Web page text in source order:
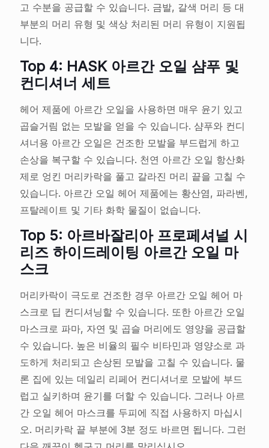
고 수분을 공급할 수 있습니다. 금발, 갈색 머리 등 대
부분의 머리 유형 및 색상 처리된 머리 유형이 지원됩
니다.
Top 4: HASK 아르간 오일 샴푸 및
컨디셔너 세트
헤어 제품에 아르간 오일을 사용하면 매우 윤기 있고
곱슬거림 없는 모발을 얻을 수 있습니다. 샴푸와 컨디
셔너용 아르간 오일은 건조한 모발을 부드럽게 하고
손상을 복구할 수 있습니다. 천연 아르간 오일 항산화
제로 엉킨 머리카락을 풀고 갈라진 머리 끝을 고칠 수
있습니다. 아르간 오일 헤어 제품에는 황산염, 파라벤,
프탈레이트 및 기타 화학 물질이 없습니다.
Top 5: 아르바잘리아 프로페셔널 시
리즈 하이드레이팅 아르간 오일 마
스크
머리카락이 극도로 건조한 경우 아르간 오일 헤어 마
스크로 딥 컨디셔닝할 수 있습니다. 또한 아르간 오일
마스크로 파마, 자연 및 곱슬 머리에도 영양을 공급할
수 있습니다. 높은 비율의 필수 비타민과 영양소로 과
도하게 처리되고 손상된 모발을 고칠 수 있습니다. 물
론 집에 있는 데일리 리페어 컨디셔너로 모발에 부드
럽고 실키하며 윤기를 더할 수 있습니다. 그러나 아르
간 오일 헤어 마스크를 두피에 직접 사용하지 마십시
오. 머리카락 끝 부분에 3분 정도 바르면 됩니다. 그런